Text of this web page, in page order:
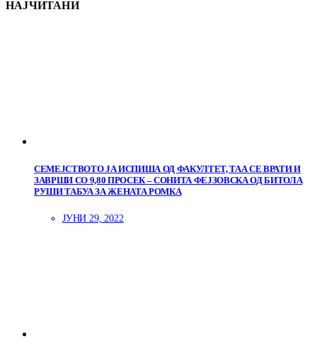
НАЈЧИТАНИ
СЕМЕЈСТВОТО ЈА ИСПИША ОД ФАКУЛТЕТ, ТАА СЕ ВРАТИ И
ЗАВРШИ СО 9,80 ПРОСЕК – СОНИТА ФЕЈЗОВСКА ОД БИТОЛА
РУШИ ТАБУА ЗА ЖЕНАТА РОМКА
ЈУНИ 29, 2022